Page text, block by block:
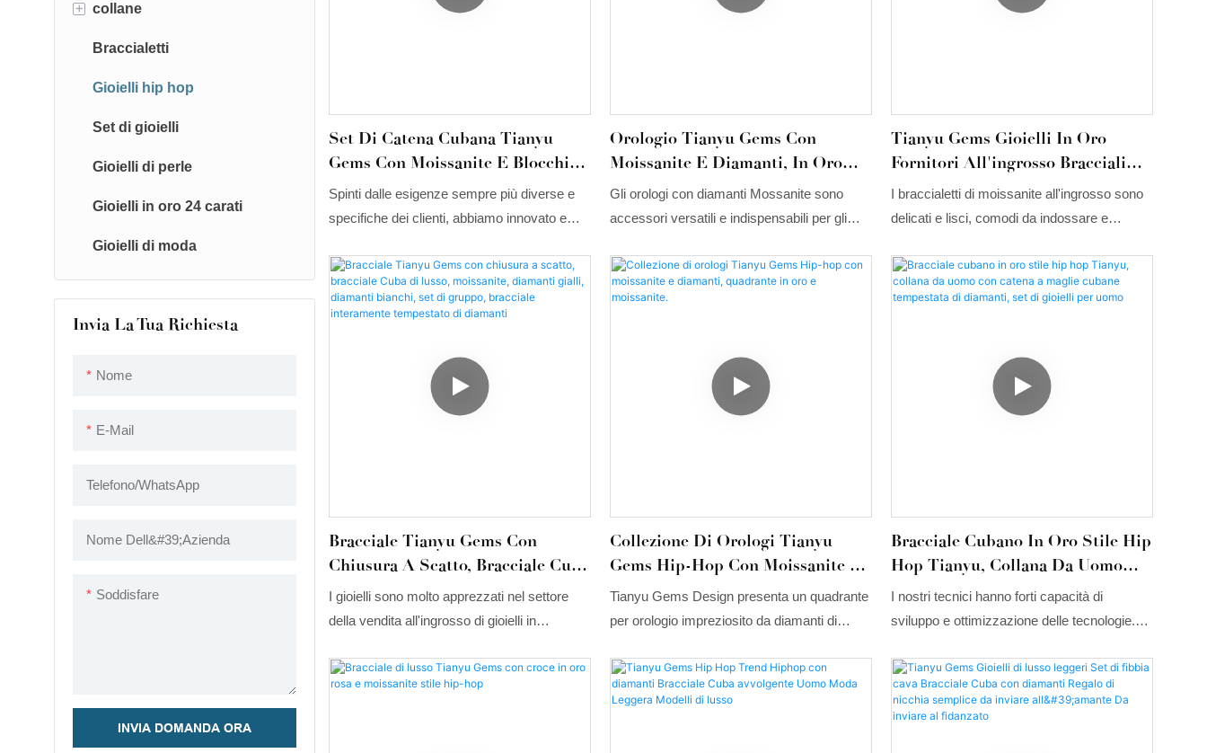
Anelli di fidanzamento
Fedi nuziali
Set di anelli
Anelli di coppia
Anelli con diamanti sintetici
Anelli con pietre preziose
Orecchini con diamanti
+ collane
Collane con diamanti sintetici
Collane con pietre preziose
Collane di moissanite
Braccialetti
Gioielli hip hop
Set di gioielli
Gioielli di perle
Gioielli in oro 24 carati
Gioielli di moda
Invia La Tua Richiesta
Nome
E-Mail
Telefono/WhatsApp
Nome Dell&#39;azienda
Soddisfare
INVIA DOMANDA ORA
Set Di Catena Cubana Tianyu
Gems Con Moissanite E Blocchi
Di Colore, Fatto A Mano, Leggero
E Lussuoso, Per Uomo E Donna.
Spinti dalle esigenze sempre più diverse e
specifiche dei clienti, abbiamo innovato e
attualmente in uso. La sua elevata flessibilità
e versatilità l'hanno resa popolare nel settore
dei bracciali e delle cavigliere.
Orologio Tianyu Gems Con
Moissanite E Diamanti, In Oro
14k/18k, Stile Hip-Hop.
Gli orologi con diamanti Mossanite sono
accessori versatili e indispensabili per gli
viaggi fotografici. Unendo i diamanti
Mossanite a un'estetica minimalista, retrò e
praticità quotidiana.
Tianyu Gems Gioielli In Oro
Fornitori All'ingrosso Bracciali
Rettangolari Con Moissanite E
Diamanti Stile Di Lusso Cuba
I braccialetti di moissanite all'ingrosso sono
delicati e lisci, comodi da indossare e
Bracciale Tianyu Gems Con
Chiusura A Scatto, Bracciale Cuba
Di Lusso, Moissanite, Diamanti
Gialli, Diamanti Bianchi, Set Di
Tempestato Di Diamanti
I gioielli sono molto apprezzati nel settore
della vendita all'ingrosso di gioielli in
produzione cubana.
Collezione Di Orologi Tianyu
Gems Hip-Hop Con Moissanite E
Diamanti, Quadrante In Oro E
Moissanite.
Tianyu Gems Design presenta un quadrante
per orologio impreziosito da diamanti di
brillantezza iridescente superiore a quella dei
diamanti comuni; un accessorio di lusso
Bracciale Cubano In Oro Stile Hip
Hop Tianyu, Collana Da Uomo
Con Catena A Maglie Cubane
Tempestata Di Diamanti, Set Di
I nostri tecnici hanno forti capacità di
sviluppo e ottimizzazione delle tecnologie.
gioca un ruolo importante nel processo di
produzione del bracciale cubano in oro hip
hop Tianyu, collana da uomo, catena a